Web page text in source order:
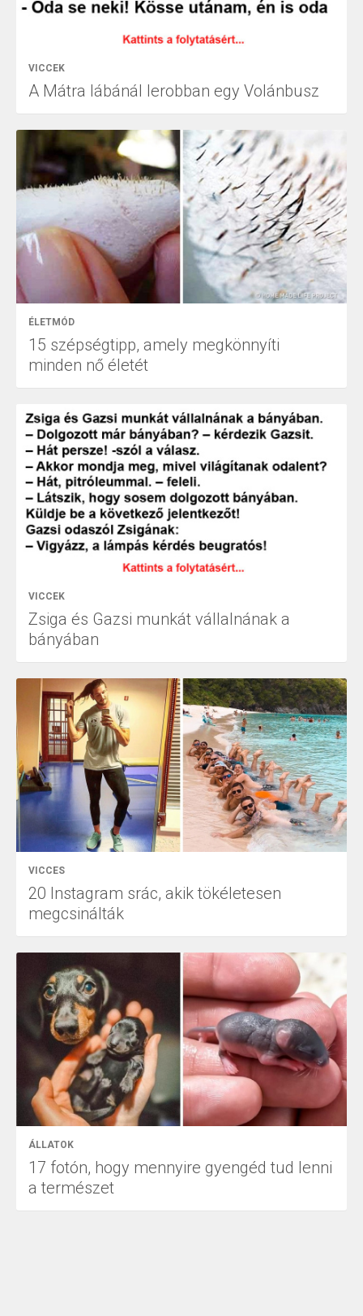
VICCEK
A Mátra lábánál lerobban egy Volánbusz
ÉLETMÓD
15 szépségtipp, amely megkönnyíti
minden nő életét
VICCEK
Zsiga és Gazsi munkát vállalnának a
bányában
VICCES
20 Instagram srác, akik tökéletesen
megcsinálták
ÁLLATOK
17 fotón, hogy mennyire gyengéd tud lenni
a természet